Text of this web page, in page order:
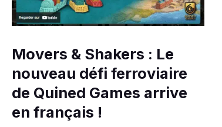
Movers & Shakers : Le
nouveau défi ferroviaire
de Quined Games arrive
en français !